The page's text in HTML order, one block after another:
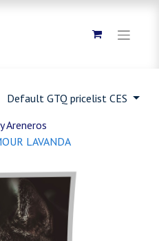
Default GTQ pricelist CES
Areneros
LAVANDA